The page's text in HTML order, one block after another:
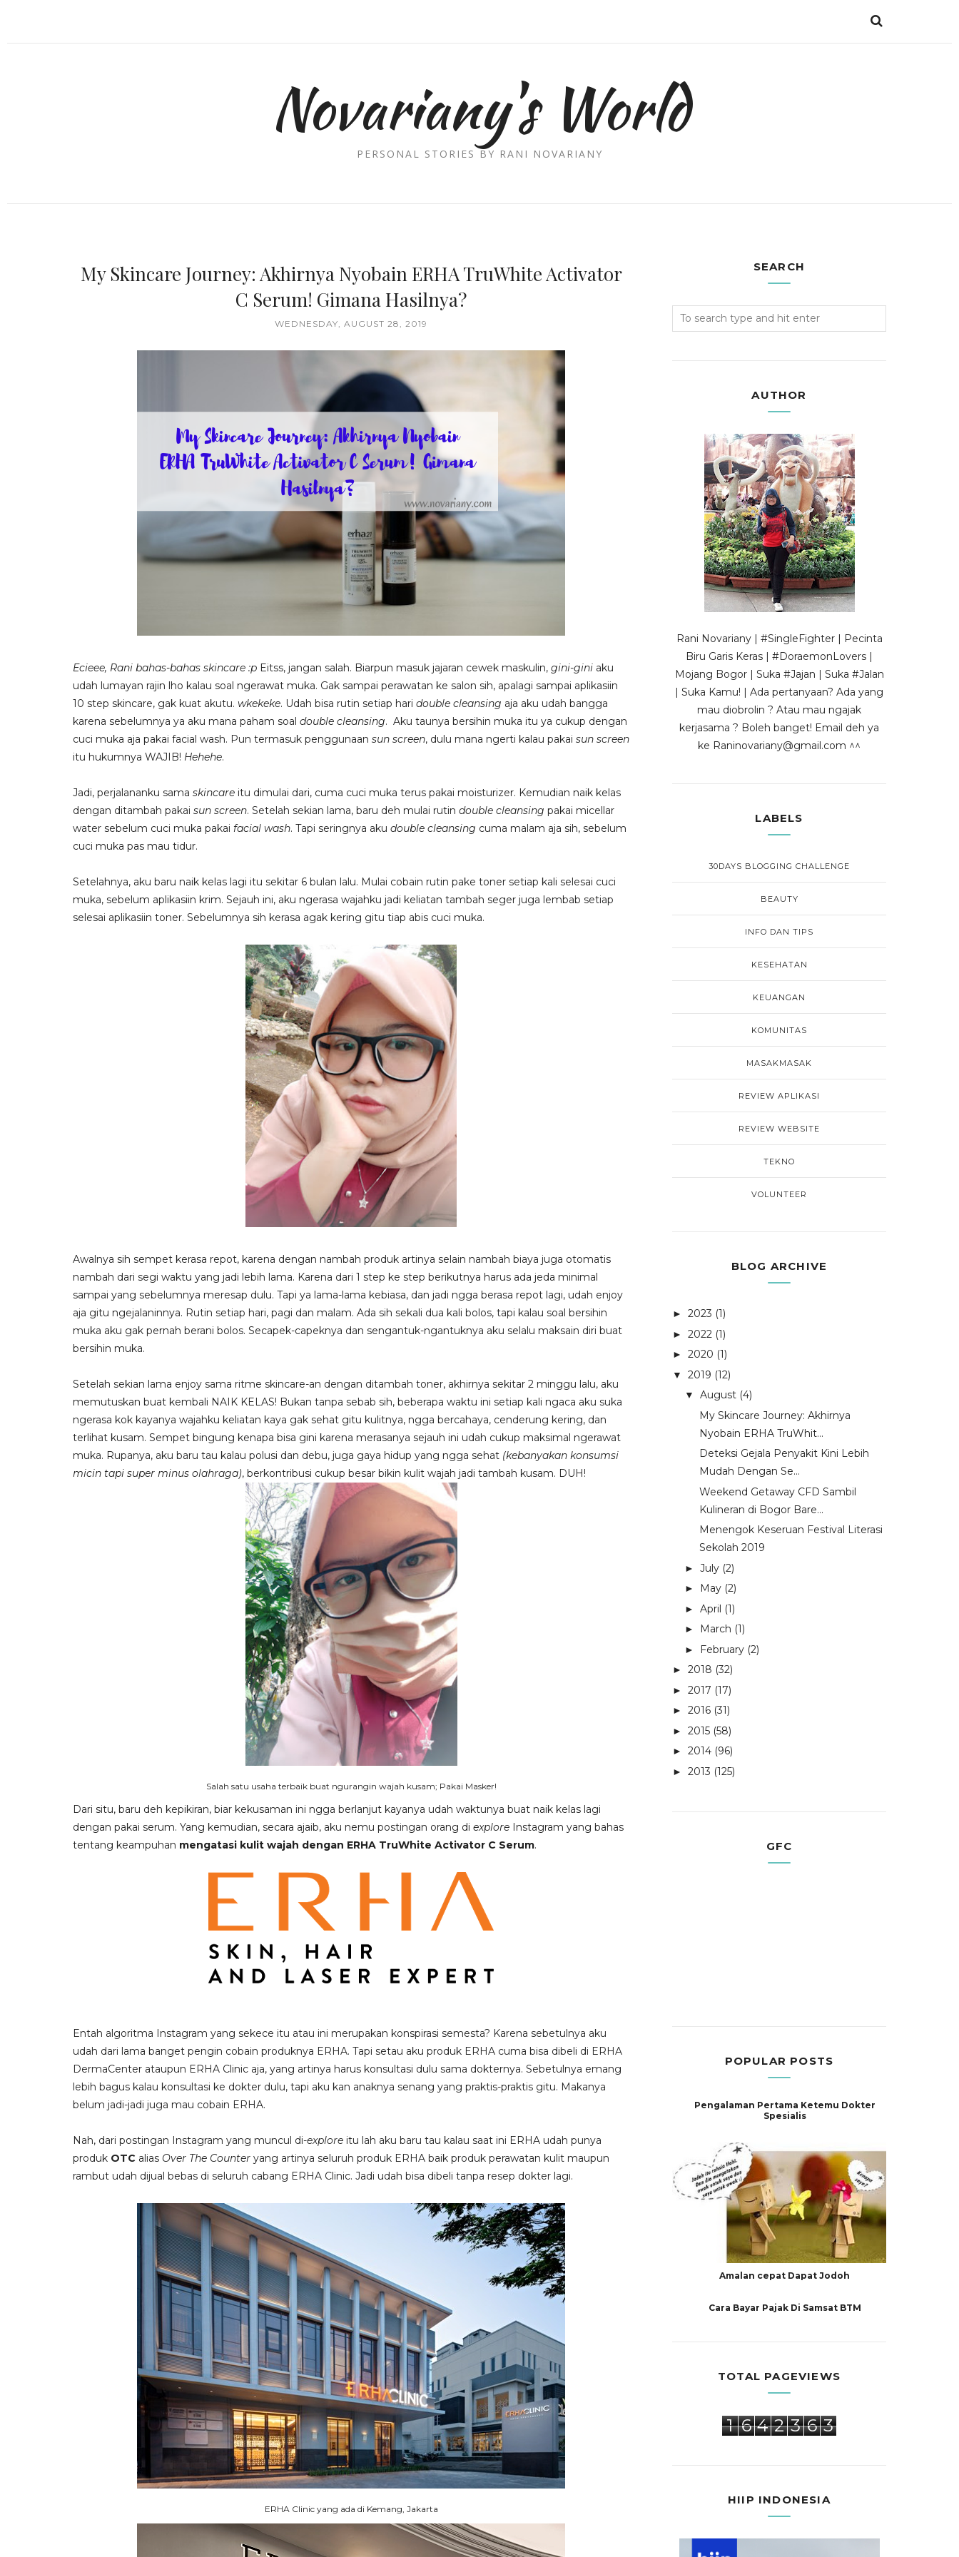
Novariany's World
PERSONAL STORIES BY RANI NOVARIANY
My Skincare Journey: Akhirnya Nyobain ERHA TruWhite Activator
C Serum! Gimana Hasilnya?
WEDNESDAY, AUGUST 28, 2019
Ecieee, Rani bahas-bahas skincare :p Eitss, jangan salah. Biarpun masuk jajaran cewek maskulin, gini-gini aku
udah lumayan rajin lho kalau soal ngerawat muka. Gak sampai perawatan ke salon sih, apalagi sampai aplikasiin
10 step skincare, gak kuat akutu. wkekeke. Udah bisa rutin setiap hari double cleansing aja aku udah bangga
karena sebelumnya ya aku mana paham soal double cleansing. Aku taunya bersihin muka itu ya cukup dengan
cuci muka aja pakai facial wash. Pun termasuk penggunaan sun screen, dulu mana ngerti kalau pakai sun screen
itu hukumnya WAJIB! Hehehe.
Jadi, perjalananku sama skincare itu dimulai dari, cuma cuci muka terus pakai moisturizer. Kemudian naik kelas
dengan ditambah pakai sun screen. Setelah sekian lama, baru deh mulai rutin double cleansing pakai micellar
water sebelum cuci muka pakai facial wash. Tapi seringnya aku double cleansing cuma malam aja sih, sebelum
cuci muka pas mau tidur.
Setelahnya, aku baru naik kelas lagi itu sekitar 6 bulan lalu. Mulai cobain rutin pake toner setiap kali selesai cuci
muka, sebelum aplikasiin krim. Sejauh ini, aku ngerasa wajahku jadi keliatan tambah seger juga lembab setiap
selesai aplikasiin toner. Sebelumnya sih kerasa agak kering gitu tiap abis cuci muka.
Awalnya sih sempet kerasa repot, karena dengan nambah produk artinya selain nambah biaya juga otomatis
nambah dari segi waktu yang jadi lebih lama. Karena dari 1 step ke step berikutnya harus ada jeda minimal
sampai yang sebelumnya meresap dulu. Tapi ya lama-lama kebiasa, dan jadi ngga berasa repot lagi, udah enjoy
aja gitu ngejalaninnya. Rutin setiap hari, pagi dan malam. Ada sih sekali dua kali bolos, tapi kalau soal bersihin
muka aku gak pernah berani bolos. Secapek-capeknya dan sengantuk-ngantuknya aku selalu maksain diri buat
bersihin muka.
Setelah sekian lama enjoy sama ritme skincare-an dengan ditambah toner, akhirnya sekitar 2 minggu lalu, aku
memutuskan buat kembali NAIK KELAS! Bukan tanpa sebab sih, beberapa waktu ini setiap kali ngaca aku suka
ngerasa kok kayanya wajahku keliatan kaya gak sehat gitu kulitnya, ngga bercahaya, cenderung kering, dan
terlihat kusam. Sempet bingung kenapa bisa gini karena merasanya sejauh ini udah cukup maksimal ngerawat
muka. Rupanya, aku baru tau kalau polusi dan debu, juga gaya hidup yang ngga sehat (kebanyakan konsumsi
micin tapi super minus olahraga), berkontribusi cukup besar bikin kulit wajah jadi tambah kusam. DUH!
Salah satu usaha terbaik buat ngurangin wajah kusam; Pakai Masker!
Dari situ, baru deh kepikiran, biar kekusaman ini ngga berlanjut kayanya udah waktunya buat naik kelas lagi
dengan pakai serum. Yang kemudian, secara ajaib, aku nemu postingan orang di explore Instagram yang bahas
tentang keampuhan mengatasi kulit wajah dengan ERHA TruWhite Activator C Serum.
Entah algoritma Instagram yang sekece itu atau ini merupakan konspirasi semesta? Karena sebetulnya aku
udah dari lama banget pengin cobain produknya ERHA. Tapi setau aku produk ERHA cuma bisa dibeli di ERHA
DermaCenter ataupun ERHA Clinic aja, yang artinya harus konsultasi dulu sama dokternya. Sebetulnya emang
lebih bagus kalau konsultasi ke dokter dulu, tapi aku kan anaknya senang yang praktis-praktis gitu. Makanya
belum jadi-jadi juga mau cobain ERHA.
Nah, dari postingan Instagram yang muncul di-explore itu lah aku baru tau kalau saat ini ERHA udah punya
produk OTC alias Over The Counter yang artinya seluruh produk ERHA baik produk perawatan kulit maupun
rambut udah dijual bebas di seluruh cabang ERHA Clinic. Jadi udah bisa dibeli tanpa resep dokter lagi.
ERHA Clinic yang ada di Kemang, Jakarta
SEARCH
AUTHOR
Rani Novariany | #SingleFighter | Pecinta
Biru Garis Keras | #DoraemonLovers |
Mojang Bogor | Suka #Jajan | Suka #Jalan
| Suka Kamu! | Ada pertanyaan? Ada yang
mau diobrolin ? Atau mau ngajak
kerjasama ? Boleh banget! Email deh ya
ke Raninovariany@gmail.com ^^
LABELS
30DAYS BLOGGING CHALLENGE
BEAUTY
INFO DAN TIPS
KESEHATAN
KEUANGAN
KOMUNITAS
MASAKMASAK
REVIEW APLIKASI
REVIEW WEBSITE
TEKNO
VOLUNTEER
BLOG ARCHIVE
► 2023 (1)
► 2022 (1)
► 2020 (1)
▼ 2019 (12)
▼ August (4)
My Skincare Journey: Akhirnya
Nyobain ERHA TruWhit...
Deteksi Gejala Penyakit Kini Lebih
Mudah Dengan Se...
Weekend Getaway CFD Sambil
Kulineran di Bogor Bare...
Menengok Keseruan Festival Literasi
Sekolah 2019
► July (2)
► May (2)
► April (1)
► March (1)
► February (2)
► 2018 (32)
► 2017 (17)
► 2016 (31)
► 2015 (58)
► 2014 (96)
► 2013 (125)
GFC
POPULAR POSTS
Pengalaman Pertama Ketemu Dokter
Spesialis
Amalan cepat Dapat Jodoh
Cara Bayar Pajak Di Samsat BTM
TOTAL PAGEVIEWS
1 6 4 2 3 6 3
HIIP INDONESIA